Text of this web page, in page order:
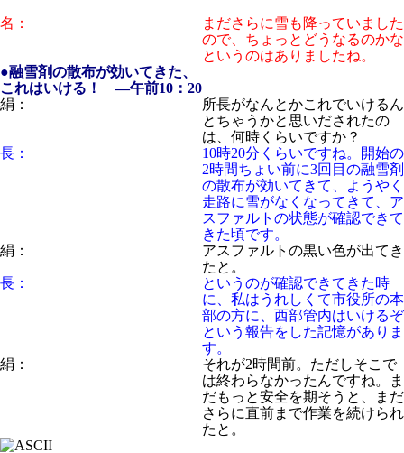
名：
まださらに雪も降っていました
ので、ちょっとどうなるのかな
というのはありましたね。
●融雪剤の散布が効いてきた、
これはいける！ ―午前10：20
絹：
所長がなんとかこれでいけるん
とちゃうかと思いだされたの
は、何時くらいですか？
長：
10時20分くらいですね。開始の
2時間ちょい前に3回目の融雪剤
の散布が効いてきて、ようやく
走路に雪がなくなってきて、ア
スファルトの状態が確認できて
きた頃です。
絹：
アスファルトの黒い色が出てき
たと。
長：
というのが確認できてきた時
に、私はうれしくて市役所の本
部の方に、西部管内はいけるぞ
という報告をした記憶がありま
す。
絹：
それが2時間前。ただしそこで
は終わらなかったんですね。ま
だもっと安全を期そうと、まだ
さらに直前まで作業を続けられ
たと。